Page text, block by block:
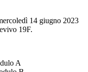
14 giugno 2023
19F.
A